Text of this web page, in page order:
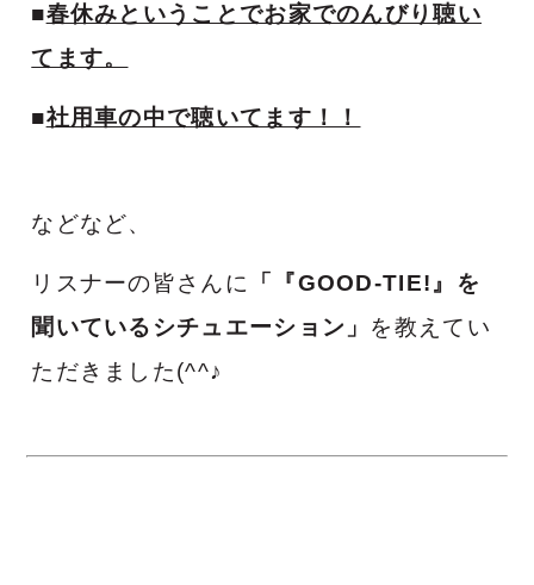
■春休みということでお家でのんびり聴い
てます。
■社用車の中で聴いてます！！
などなど、
リスナーの皆さんに 「『GOOD-TIE!』を
聞いているシチュエーション」 を教えてい
ただきました(^^♪